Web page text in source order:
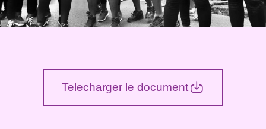
Telecharger le document